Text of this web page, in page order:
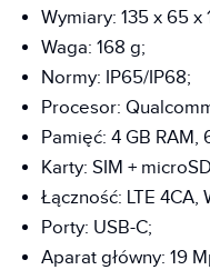
Wymiary: 135 x 65 x
Waga: 168 g;
Normy: IP65/IP68;
Procesor:
Pamięć: 4 GB RAM,
Karty: SIM +
Łączność: LTE 4CA,
Porty: USB-C;
Aparat główny: 19